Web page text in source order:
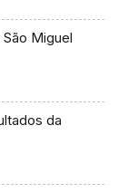
Miguel
da